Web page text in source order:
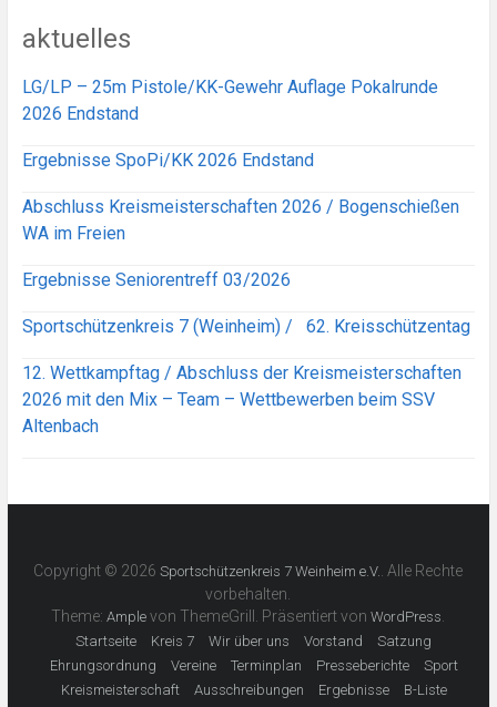
aktuelles
LG/LP – 25m Pistole/KK-Gewehr Auflage Pokalrunde
2026 Endstand
Ergebnisse SpoPi/KK 2026 Endstand
Abschluss Kreismeisterschaften 2026 / Bogenschießen
WA im Freien
Ergebnisse Seniorentreff 03/2026
Sportschützenkreis 7 (Weinheim) / 62. Kreisschützentag
12. Wettkampftag / Abschluss der Kreismeisterschaften
2026 mit den Mix – Team – Wettbewerben beim SSV
Altenbach
Copyright © 2026Sportschützenkreis 7 Weinheim e.V. . Alle Rechte
vorbehalten.
Theme:Ample von ThemeGrill. Präsentiert vonWordPress
Startseite Kreis 7 Wir über uns Vorstand
Satzung
Ehrungsordnung
Vereine Terminplan Presseberichte
Sport
Kreismeisterschaft
Ausschreibungen Ergebnisse
B-Liste